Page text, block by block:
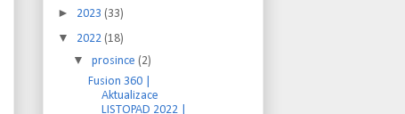
► 2023 (33)
▼ 2022 (18)
▼ prosince (2)
Fusion 360 |
Aktualizace
LISTOPAD 2022 |